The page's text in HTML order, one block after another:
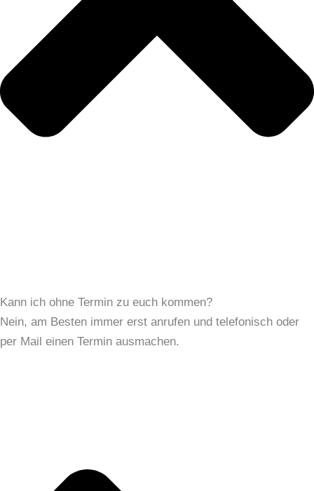
Kann ich ohne Termin zu euch kommen?
Nein, am Besten immer erst anrufen und telefonisch oder
per Mail einen Termin ausmachen.